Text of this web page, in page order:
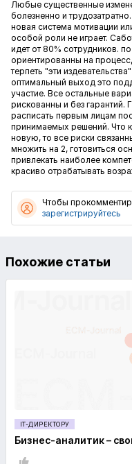
Любые существенные
болезненно и
новая система мотивации
особой роли не играет.
идет от 80% сотрудников.
ориентированны на
терпеть "эти
оптимальный выход это
участие. Все остальные
рискованны и без гарантий.
расписать первым лицам
принимаемых решений. Что
новую, то все риски
множить на 2, готовиться
привлекать наиболее
красиво отрабатывать
Чтобы
зарегистрируйтесь
Похожие статьи
IT-ДИРЕКТОРУ
Бизнес-аналитик –